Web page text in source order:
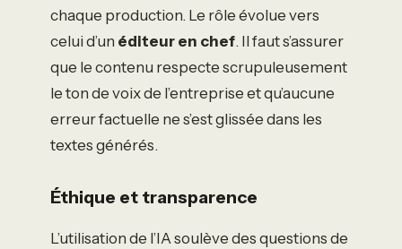
chaque production. Le rôle évolue vers
celui d’un éditeur en chef. Il faut s’assurer
que le contenu respecte scrupuleusement
le ton de voix de l’entreprise et qu’aucune
erreur factuelle ne s’est glissée dans les
textes générés.
Éthique et transparence
L’utilisation de l’IA soulève des questions de